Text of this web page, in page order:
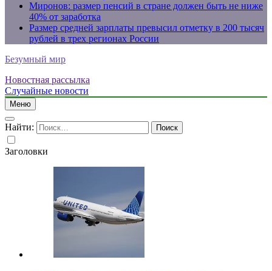
Миронов: размер пенсий в стране должен быть не ниже
40% от заработка
Размер средней зарплаты превысил отметку в 200 тысяч
рублей в трех регионах России
Безумный мир
Новостная рассылка
Случайные новости
Меню
Найти:
Заголовки